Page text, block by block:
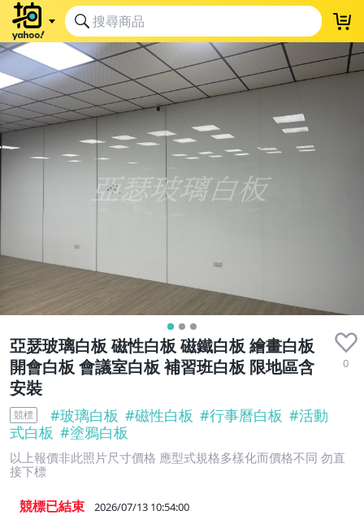
亞瑟玻璃白板 磁性白板 磁鐵白板 繪畫白板
開會白板 會議室白板 補習班白板 限地區含
安裝
0
競標 #玻璃白板 #磁性白板 #行事曆白板 #活動
式白板 #塗鴉白板
以上報價非此照片尺寸價格 應型式規格多樣化而價格不同 勿直
接下標
競標已結束 2026/07/13 10:54:00